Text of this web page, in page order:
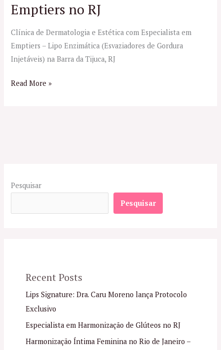
Emptiers no RJ
Clínica de Dermatologia e Estética com Especialista em
Emptiers – Lipo Enzimática (Esvaziadores de Gordura
Injetáveis) na Barra da Tijuca, RJ
Read More »
Pesquisar
Pesquisar
Recent Posts
Lips Signature: Dra. Caru Moreno lança Protocolo
Exclusivo
Especialista em Harmonização de Glúteos no RJ
Harmonização Íntima Feminina no Rio de Janeiro –